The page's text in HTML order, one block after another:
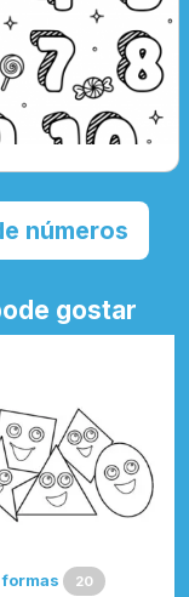
números
gostar
formas 20